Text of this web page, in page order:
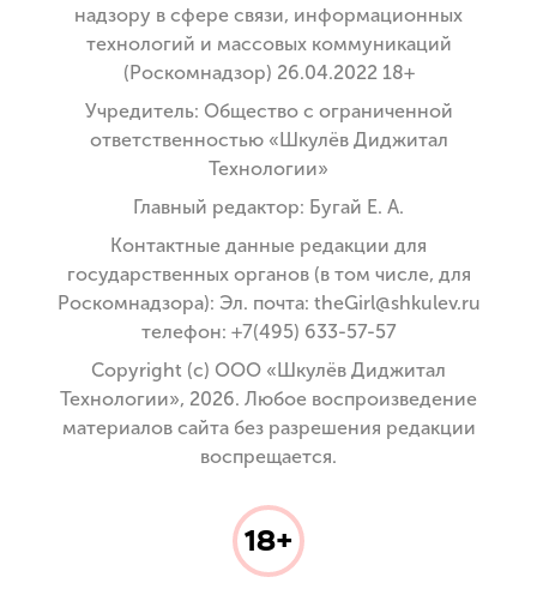
надзору в сфере связи, информационных
технологий и массовых коммуникаций
(Роскомнадзор) 26.04.2022 18+
Учредитель: Общество с ограниченной
ответственностью «Шкулёв Диджитал
Технологии»
Главный редактор: Бугай Е. А.
Контактные данные редакции для
государственных органов (в том числе, для
Роскомнадзора): Эл. почта: theGirl@shkulev.ru
телефон: +7(495) 633-57-57
Copyright (с) ООО «Шкулёв Диджитал
Технологии», 2026. Любое воспроизведение
материалов сайта без разрешения редакции
воспрещается.
18+